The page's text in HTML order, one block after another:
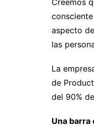
Creemos
aspecto
las
La
de
del 90%
Una barra